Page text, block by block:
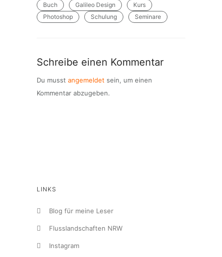
Buch Galileo Design
Kurs
Photoshop
Schulung Seminare
Schreibe einen Kommentar
Du musst angemeldet sein, um einen
Kommentar abzugeben.
LINKS
Blog für meine Leser
Flusslandschaften NRW
Instagram